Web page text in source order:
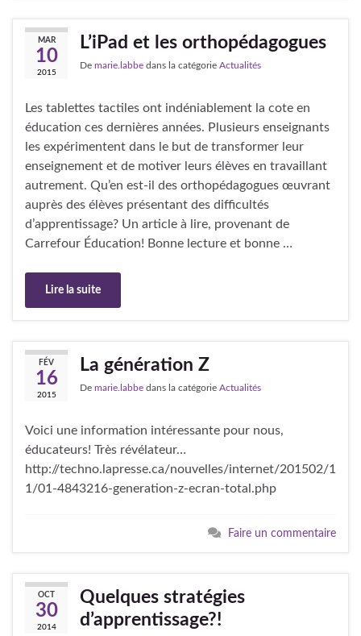
MAR
10
2015
L’iPad et les orthopédagogues
De marie.labbe dans la catégorie Actualités
Les tablettes tactiles ont indéniablement la cote en
éducation ces dernières années. Plusieurs enseignants
les expérimentent dans le but de transformer leur
enseignement et de motiver leurs élèves en travaillant
autrement. Qu’en est-il des orthopédagogues œuvrant
auprès des élèves présentant des difficultés
d’apprentissage? Un article à lire, provenant de
Carrefour Éducation! Bonne lecture et bonne …
Lire la suite
FÉV
16
2015
La génération Z
De marie.labbe dans la catégorie Actualités
Voici une information intéressante pour nous,
éducateurs! Très révélateur…
http://techno.lapresse.ca/nouvelles/internet/201502/1
1/01-4843216-generation-z-ecran-total.php
Faire un commentaire
OCT
30
2014
Quelques stratégies
d’apprentissage?!